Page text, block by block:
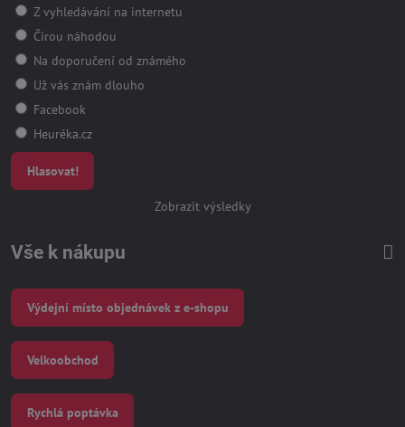
Z vyhledávání na internetu
Čirou náhodou
Na doporučení od známého
Už vás znám dlouho
Facebook
Heuréka.cz
Hlasovat!
Zobrazit výsledky
Vše k nákupu
Výdejní místo objednávek z e-shopu
Velkoobchod
Rychlá poptávka